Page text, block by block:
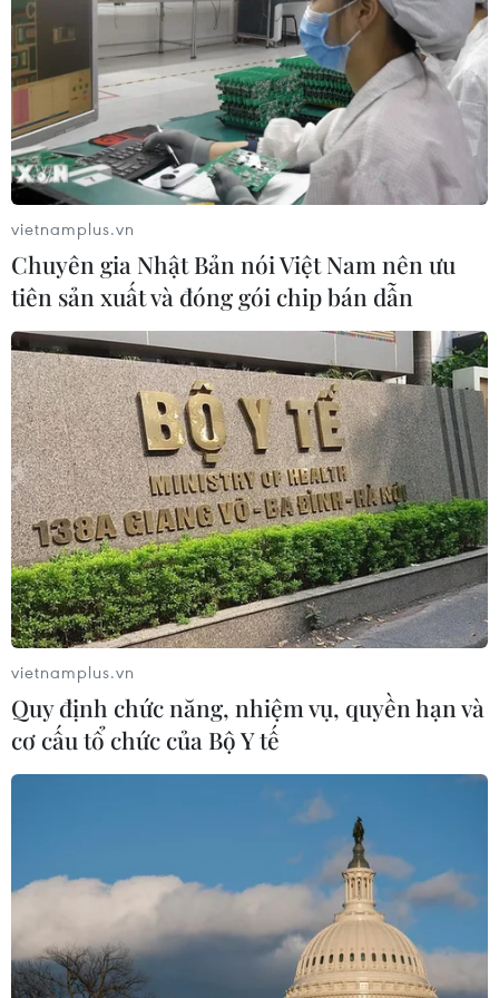
#Huyền thoại gò Rồng Ấp #vua Lý Công Uẩn
#vở kịch
#Triều Lý
#Kinh đô Thăng Long TP. Hà Nội
Theo dõi VietnamPlus
TIN LIÊN QUAN
vietnamplus.vn
Chuyên gia Nhật Bản nói Việt Nam nên ưu
tiên sản xuất và đóng gói chip bán dẫn
vietnamplus.vn
Quy định chức năng, nhiệm vụ, quyền hạn và
cơ cấu tổ chức của Bộ Y tế